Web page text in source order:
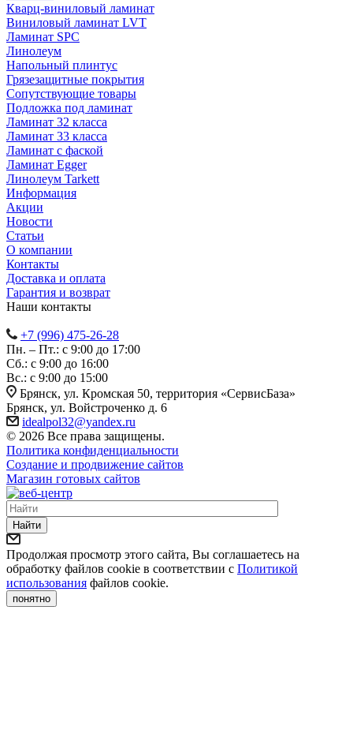
Кварц-виниловый ламинат
Виниловый ламинат LVT
Ламинат SPC
Линолеум
Напольный плинтус
Грязезащитные покрытия
Сопутствующие товары
Подложка под ламинат
Ламинат 32 класса
Ламинат 33 класса
Ламинат с фаской
Ламинат Egger
Линолеум Tarkett
Информация
Акции
Новости
Статьи
О компании
Контакты
Доставка и оплата
Гарантия и возврат
Наши контакты
+7 (996) 475-26-28
Пн. – Пт.: с 9:00 до 17:00
Сб.: с 9:00 до 16:00
Bc.: с 9:00 до 15:00
Брянск, ул. Кромская 50, территория «СервисБаза»
Брянск, ул. Войстроченко д. 6
idealpol32@yandex.ru
© 2026 Все права защищены.
Политика конфиденциальности
Создание и продвижение сайтов
Магазин готовых сайтов
Найти
Продолжая просмотр этого сайта, Вы соглашаетесь на
обработку файлов cookie в соответствии с Политикой
использования файлов cookie.
понятно